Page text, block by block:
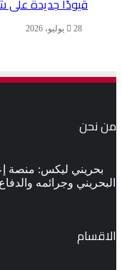
28 يوليو، 2026
من نحن
بحريني ليكس: منصة
البحريني وجرائمه
الاقسام